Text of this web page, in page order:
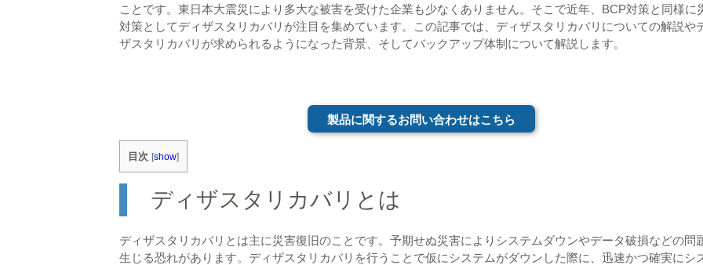
ことです。東日本大震災により多大な被害を受けた企業も少なくありません。そこで近年、BCP対策と同様に
対策としてディザスタリカバリが注目を集めています。この記事では、ディザスタリカバリについての解説や
ザスタリカバリが求められるようになった背景、そしてバックアップ体制について解説します。
製品に関するお問い合わせはこちら
目次 [show]
ディザスタリカバリとは
ディザスタリカバリとは主に災害復旧のことです。予期せぬ災害によりシステムダウンやデータ破損などの問
生じる恐れがあります。ディザスタリカバリを行うことで仮にシステムがダウンした際に、迅速かつ確実にシ